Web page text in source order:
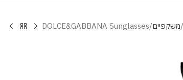
משקפיים DOLCE&GABBANA Sunglasses